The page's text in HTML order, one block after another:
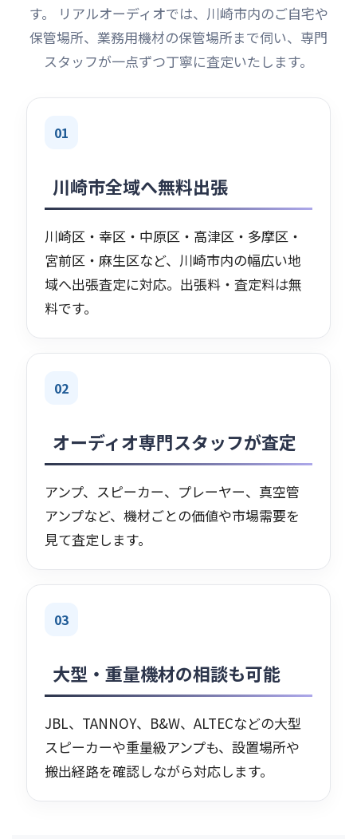
す。 リアルオーディオでは、川崎市内のご自宅や
保管場所、業務用機材の保管場所まで伺い、専門
スタッフが一点ずつ丁寧に査定いたします。
01
川崎市全域へ無料出張
川崎区・幸区・中原区・高津区・多摩区・
宮前区・麻生区など、川崎市内の幅広い地
域へ出張査定に対応。出張料・査定料は無
料です。
02
オーディオ専門スタッフが査定
アンプ、スピーカー、プレーヤー、真空管
アンプなど、機材ごとの価値や市場需要を
見て査定します。
03
大型・重量機材の相談も可能
JBL、TANNOY、B&W、ALTECなどの大型
スピーカーや重量級アンプも、設置場所や
搬出経路を確認しながら対応します。